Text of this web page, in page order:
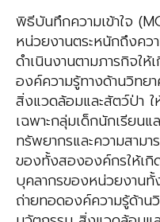
พิธีบันทึกความเข้าใจ
หน่วยงานตระหนักถึงคว
ดำเนินงานตามภารกิจใ
องค์ความรู้ทางด้านวิทย
สิ่งแวดล้อมและสัตว์ป่า
เฉพาะกลุ่มเด็กนักเรียน
ทรัพยากรและความสาม
ของทั้งสององค์กรให้เ
บุคลากรของหน่วยงานทั้
ถ่ายทอดองค์ความรู้ด้าน